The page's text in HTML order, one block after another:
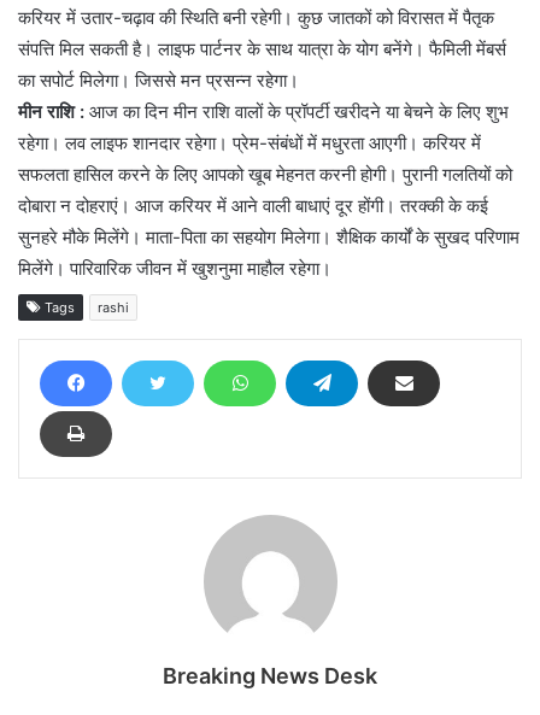
करियर में उतार-चढ़ाव की स्थिति बनी रहेगी। कुछ जातकों को विरासत में पैतृक
संपत्ति मिल सकती है। लाइफ पार्टनर के साथ यात्रा के योग बनेंगे। फैमिली मेंबर्स
का सपोर्ट मिलेगा। जिससे मन प्रसन्न रहेगा।
मीन राशि : आज का दिन मीन राशि वालों के प्रॉपर्टी खरीदने या बेचने के लिए शुभ
रहेगा। लव लाइफ शानदार रहेगा। प्रेम-संबंधों में मधुरता आएगी। करियर में
सफलता हासिल करने के लिए आपको खूब मेहनत करनी होगी। पुरानी गलतियों को
दोबारा न दोहराएं। आज करियर में आने वाली बाधाएं दूर होंगी। तरक्की के कई
सुनहरे मौके मिलेंगे। माता-पिता का सहयोग मिलेगा। शैक्षिक कार्यों के सुखद परिणाम
मिलेंगे। पारिवारिक जीवन में खुशनुमा माहौल रहेगा।
Tags rashi
Breaking News Desk